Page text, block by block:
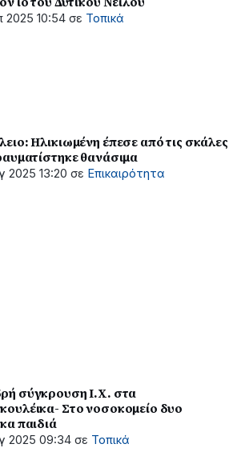
2025 10:54 σε Τοπικά
Ηλικιωμένη έπεσε από τις σκάλες
θανάσιμα
2025 13:20 σε Επικαιρότητα
σύγκρουση Ι.Χ. στα
Στο νοσοκομείο δυο
παιδιά
2025 09:34 σε Τοπικά